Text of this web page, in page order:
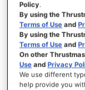
Policy.
By using the
Terms of Use and
By using the
Terms of Use and
On other
Use andPrivacy
We use different
help provide you